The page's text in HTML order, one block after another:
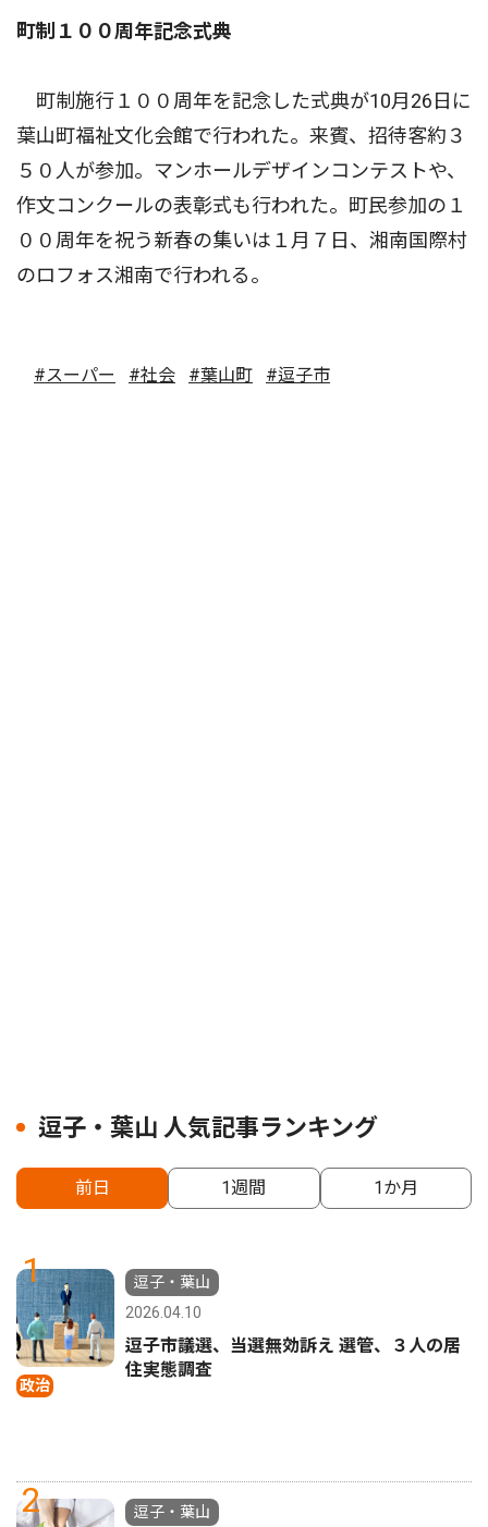
町制１００周年記念式典
町制施行１００周年を記念した式典が10月26日に
葉山町福祉文化会館で行われた。来賓、招待客約３
５０人が参加。マンホールデザインコンテストや、
作文コンクールの表彰式も行われた。町民参加の１
００周年を祝う新春の集いは１月７日、湘南国際村
のロフォス湘南で行われる。
#スーパー #社会 #葉山町 #逗子市
逗子・葉山 人気記事ランキング
前日 1週間 1か月
1
政治
逗子・葉山
2026.04.10
逗子市議選、当選無効訴え 選管、３人の居
住実態調査
2 逗子・葉山